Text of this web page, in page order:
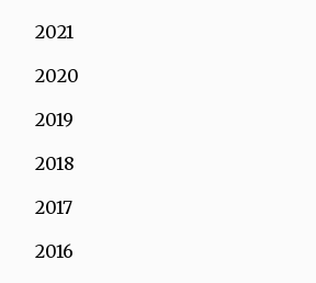
2021
2020
2019
2018
2017
2016